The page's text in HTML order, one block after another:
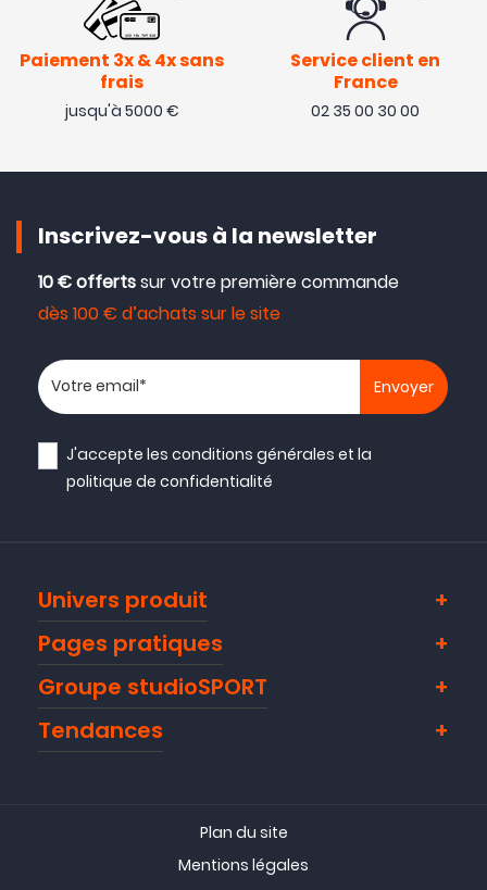
Paiement 3x & 4x sans
frais
jusqu'à 5000 €
Service client en
France
02 35 00 30 00
Inscrivez-vous à la newsletter
10 € offertssur votre première commande
dès 100 € d’achats sur le site
Votre adresse email
J'accepte lesconditions générales et la
politique de confidentialité
Univers produit
Pages pratiques
Groupe studioSPORT
Tendances
Plan du site
Mentions légales